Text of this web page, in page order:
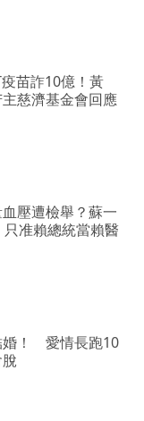
苗詐10億！黃
慈濟基金會回應
壓遭檢舉？蘇一
准賴總統當賴醫
婚！ 愛情長跑10